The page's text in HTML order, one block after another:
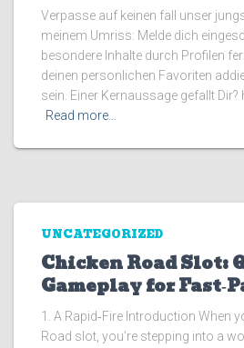
Verpasse auf keinen fall unser
meinem Umriss: Melde dich
besondere Inhalte durch Profilen
deinen personlichen Favoriten
sein. Einer Kernaussage gefallt
Read more…
UNCATEGORIZED
Chicken Road Slot:
Gameplay for
1. A Rapid‑Fire Introduction When
Road slot, you’re stepping into a